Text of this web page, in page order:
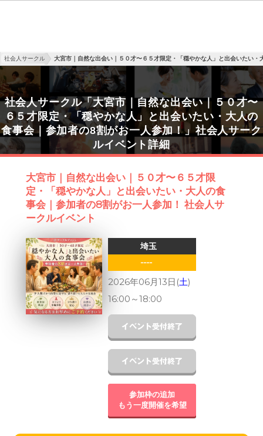
社会人サークル 大宮市｜自然な出会い｜５０才〜６５才限定・「穏やかな人」と出会いたい
社会人サークル「大宮市｜自然な出会い｜５０才〜
６５才限定・「穏やかな人」と出会いたい・大人の
食事会｜参加者の8割がお一人参加！」社会人サーク
ルイベント詳細
大宮市｜自然な出会い｜５０才〜６５才限
定・「穏やかな人」と出会いたい・大人の食
事会｜参加者の8割がお一人参加！ 社会人サ
ークルイベント
埼玉
----
2026年06月13日(土)
16:00 ～18:00
参加枠の追加
もう一度開催を希望